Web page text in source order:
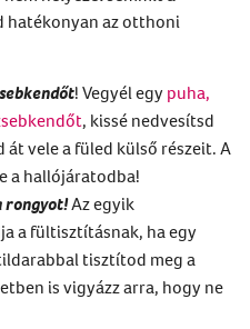
hatékonyan az otthoni
! Vegyél egy puha,
, kissé nedvesítsd
át vele a füled külső részeit. A
a hallójáratodba!
rongyot!Az egyik
a fültisztításnak, ha egy
tisztítod meg a
is vigyázz arra, hogy ne